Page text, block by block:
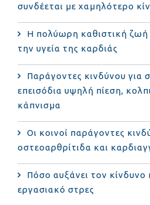
συνδέεται με χαμηλότερο
Η πολύωρη καθιστική ζωή
την υγεία της καρδιάς
Παράγοντες κινδύνου για
επεισόδια υψηλή πίεση,
κάπνισμα
Οι κοινοί παράγοντες
οστεοαρθρίτιδα και
Πόσο αυξάνει τον
εργασιακό στρες